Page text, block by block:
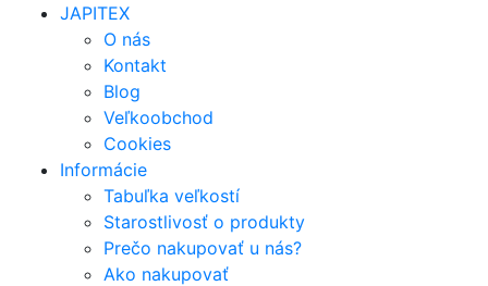
JAPITEX
O nás
Kontakt
Blog
Veľkoobchod
Cookies
Informácie
Tabuľka veľkostí
Starostlivosť o produkty
Prečo nakupovať u nás?
Ako nakupovať